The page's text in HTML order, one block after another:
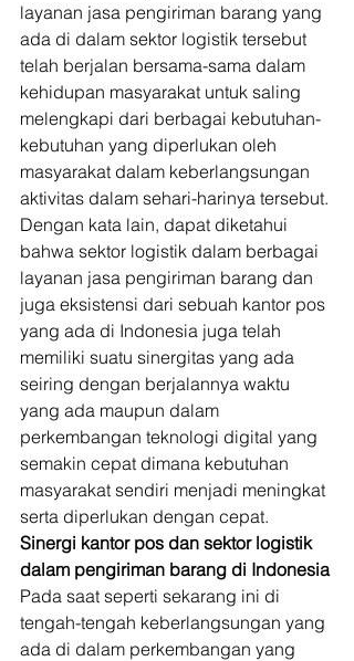
layanan jasa pengiriman barang yang
ada di dalam sektor logistik tersebut
telah berjalan bersama-sama dalam
kehidupan masyarakat untuk saling
melengkapi dari berbagai kebutuhan-
kebutuhan yang diperlukan oleh
masyarakat dalam keberlangsungan
aktivitas dalam sehari-harinya tersebut.
Dengan kata lain, dapat diketahui
bahwa sektor logistik dalam berbagai
layanan jasa pengiriman barang dan
juga eksistensi dari sebuah kantor pos
yang ada di Indonesia juga telah
memiliki suatu sinergitas yang ada
seiring dengan berjalannya waktu
yang ada maupun dalam
perkembangan teknologi digital yang
semakin cepat dimana kebutuhan
masyarakat sendiri menjadi meningkat
serta diperlukan dengan cepat.
Sinergi kantor pos dan sektor logistik
dalam pengiriman barang di Indonesia
Pada saat seperti sekarang ini di
tengah-tengah keberlangsungan yang
ada di dalam perkembangan yang